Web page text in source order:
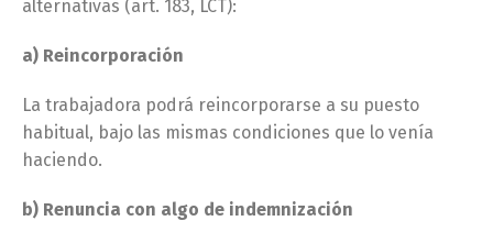
alternativas (art. 183, LCT):
a) Reincorporación
La trabajadora podrá reincorporarse a su puesto
habitual, bajo las mismas condiciones que lo venía
haciendo.
b) Renuncia con algo de indemnización